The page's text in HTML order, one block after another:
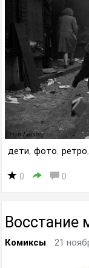
дети, фото, ретро,
0 0
Восстание
Комиксы 21